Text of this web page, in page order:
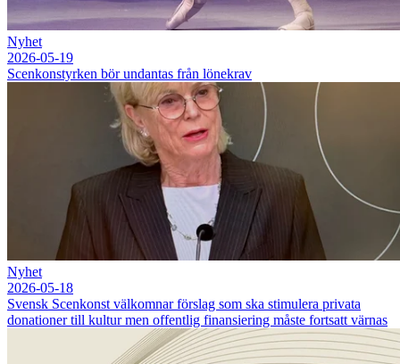
Nyhet
2026-05-19
Scenkonstyrken bör undantas från lönekrav
Nyhet
2026-05-18
Svensk Scenkonst välkomnar förslag som ska stimulera privata
donationer till kultur men offentlig finansiering måste fortsatt värnas